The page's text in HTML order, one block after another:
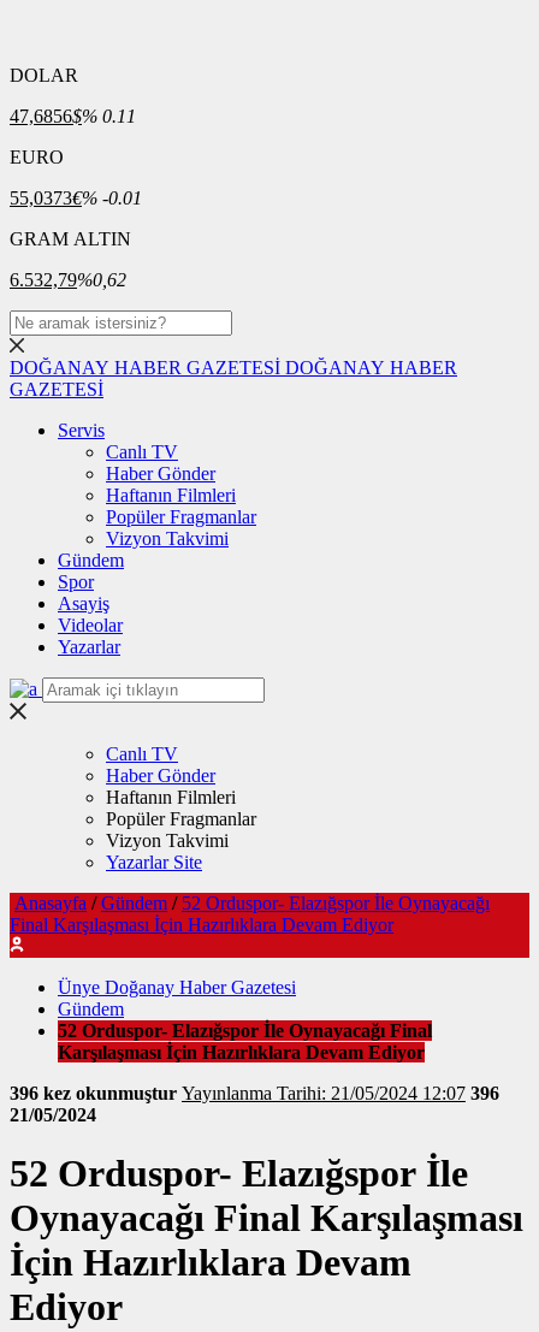
DOLAR
47,6856$% 0.11
EURO
55,0373€% -0.01
GRAM ALTIN
6.532,79%0,62
DOĞANAY HABER GAZETESİ DOĞANAY HABER
GAZETESİ
Servis
Canlı TV
Haber Gönder
Haftanın Filmleri
Popüler Fragmanlar
Vizyon Takvimi
Gündem
Spor
Asayiş
Videolar
Yazarlar
Canlı TV
Haber Gönder
Haftanın Filmleri
Popüler Fragmanlar
Vizyon Takvimi
Yazarlar Site
Anasayfa / Gündem / 52 Orduspor- Elazığspor İle Oynayacağı
Final Karşılaşması İçin Hazırlıklara Devam Ediyor
Ünye Doğanay Haber Gazetesi
Gündem
52 Orduspor- Elazığspor İle Oynayacağı Final
Karşılaşması İçin Hazırlıklara Devam Ediyor
396 kez okunmuştur
Yayınlanma Tarihi: 21/05/2024 12:07 396
21/05/2024
52 Orduspor- Elazığspor İle
Oynayacağı Final Karşılaşması
İçin Hazırlıklara Devam
Ediyor